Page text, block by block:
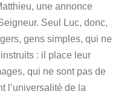
une annonce
Seul Luc, donc,
gens simples, qui ne
: il place leur
qui ne sont pas de
l’universalité de la